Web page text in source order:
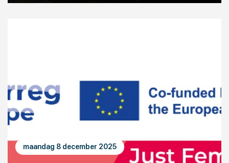
maandag 8 december 2025